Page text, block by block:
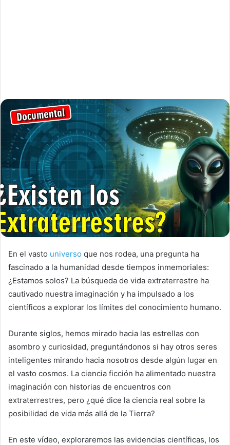
En el vasto universo que nos rodea, una pregunta ha
fascinado a la humanidad desde tiempos inmemoriales:
¿Estamos solos? La búsqueda de vida extraterrestre ha
cautivado nuestra imaginación y ha impulsado a los
científicos a explorar los límites del conocimiento humano.
Durante siglos, hemos mirado hacia las estrellas con
asombro y curiosidad, preguntándonos si hay otros seres
inteligentes mirando hacia nosotros desde algún lugar en
el vasto cosmos. La ciencia ficción ha alimentado nuestra
imaginación con historias de encuentros con
extraterrestres, pero ¿qué dice la ciencia real sobre la
posibilidad de vida más allá de la Tierra?
En este vídeo, exploraremos las evidencias científicas, los